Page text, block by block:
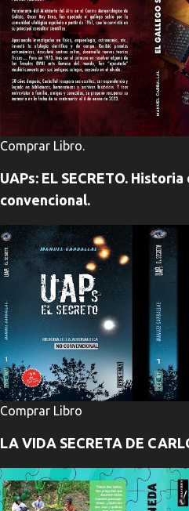
Comprar Libro.
UAPs: EL SECRETO.
convencional.
Comprar Libro
LA VIDA SECRETA DE